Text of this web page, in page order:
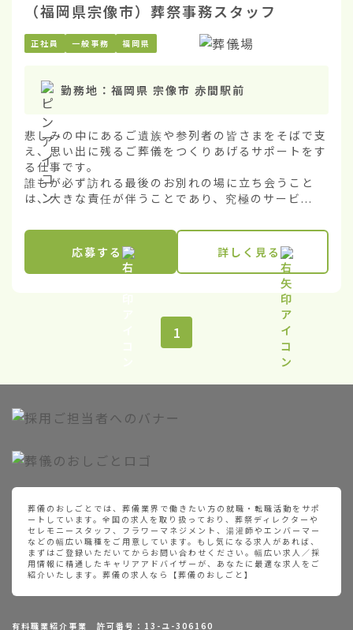
（福岡県宗像市）葬祭事務スタッフ
正社員 一般事務 福岡県
勤務地： 福岡県 宗像市 赤間駅前
悲しみの中にあるご遺族や参列者の皆さまをそばで支
え、思い出に残るご葬儀をつくりあげるサポートをす
る仕事です。
誰もが必ず訪れる最後のお別れの場に立ち会うこと
は、大きな責任が伴うことであり、究極のサービ...
応募する 詳しく見る
1
葬儀のおしごとでは、葬儀業界で働きたい方の就職・転職活動をサポ
ートしています。全国の求人を取り扱っており、葬祭ディレクターや
セレモニースタッフ、フラワーマネジメント、湯灌師やエンバーマー
などの幅広い職種をご用意しています。もし気になる求人があれば、
まずはご登録いただいてからお問い合わせください。幅広い求人／採
用情報に精通したキャリアアドバイザーが、あなたに最適な求人をご
紹介いたします。葬儀の求人なら【葬儀のおしごと】
有料職業紹介事業 許可番号：13-ユ-306160